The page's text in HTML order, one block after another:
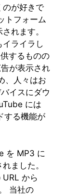
のが好きで
トフォーム
れます。
ライラし
するものの
が表示され
、人々はお
イスにダウ
には
する機能が
を MP3 に
ました。
から
当社の